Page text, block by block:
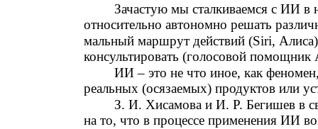
Зачастую мы сталкиваемся с ИИ в
относительно автономно решать
мальный маршрут действий (Siri,
консультировать (голосовой помощник
ИИ – это не что иное, как
реальных (осязаемых) продуктов или
З. И. Хисамова и И. Р. Бегишев в
на то, что в процессе применения ИИ